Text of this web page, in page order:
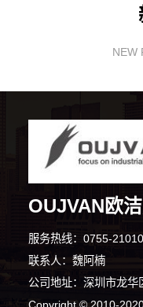
NEW
OUJVAN欧
服务热线：0755-
联系人：魏阿楠
Copyright © 2010-